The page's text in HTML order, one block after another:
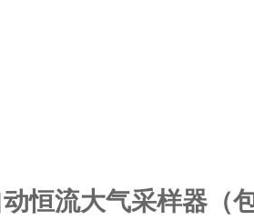
恒流大气采样器（